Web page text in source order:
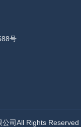
号
公司All Rights